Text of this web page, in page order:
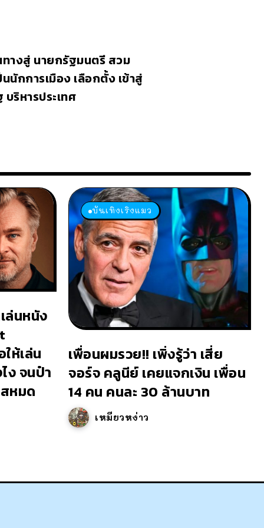
ทางสู่ นายกรัฐมนตรี สวม
นักการเมือง เลือกตั้ง เข้าสู่
บริหารประเทศ
ล่นหนัง
ห้เล่น
ง จนป๋า
หมด
บันเทิงเริงแมว
เพื่อนผมรวย!! เพิ่งรู้ว่า เสี่ย
จอร์จ คลูนีย์ เคยแจกเงิน เพื่อน
14 คน คนละ 30 ล้านบาท
เหมียวหง่าว